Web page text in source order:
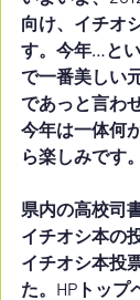
向け、イチオ
す。今年…と
で一番美しい
であっと言わ
今年は一体何
ら楽しみです。
県内の高校司
イチオシ本の
イチオシ本投
た。HPトップ